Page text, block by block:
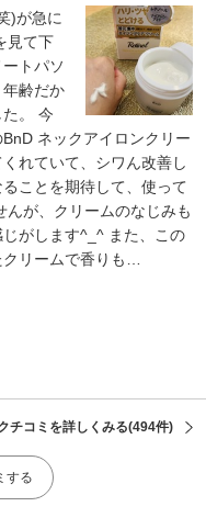
)が急に
見て下
トパソ
齢だか
。 今
ネックアイロンクリー
れていて、シワん改善し
ことを期待して、使って
が、クリームのなじみも
がします^_^ また、この
リームで香りも …
チコミを詳しくみる(494件)
する